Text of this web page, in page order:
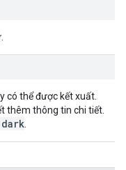
có thể được kết xuất.
thêm thông tin chi tiết.
.